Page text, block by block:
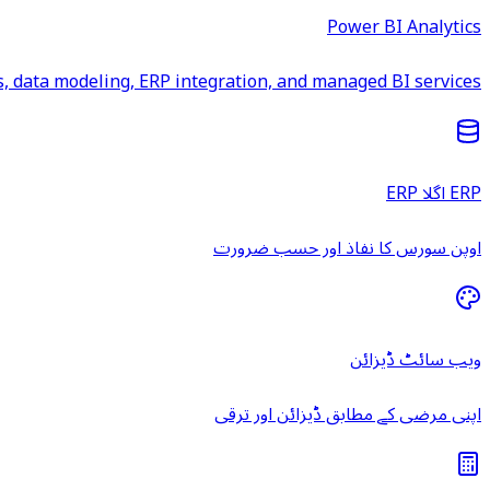
Power BI Analytics
data modeling, ERP integration, and managed BI services.
ERP اگلا ERP
اوپن سورس کا نفاذ اور حسب ضرورت
ویب سائٹ ڈیزائن
اپنی مرضی کے مطابق ڈیزائن اور ترقی